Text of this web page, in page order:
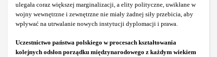
ulegała coraz większej marginalizacji, a elity polityczne, uwikłane w
wojny wewnętrzne i zewnętrzne nie miały żadnej siły przebicia, aby
wpływać na utrwalanie nowych instytucji dyplomacji i prawa.
Uczestnictwo państwa polskiego w procesach kształtowania
kolejnych odsłon porządku międzynarodowego z każdym wiekiem